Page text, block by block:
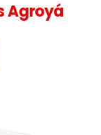
Agroyá